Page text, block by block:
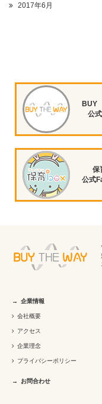
2017年6月
BUY
公
保
公式
企業情報
会社概要
アクセス
企業理念
プライバシーポリシー
お問合わせ